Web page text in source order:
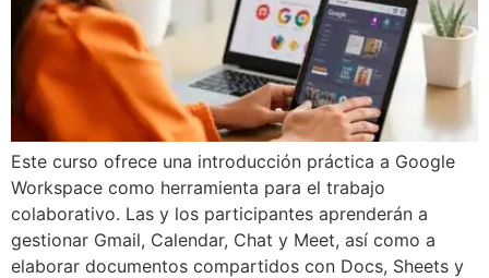
Este curso ofrece una introducción práctica a Google
Workspace como herramienta para el trabajo
colaborativo. Las y los participantes aprenderán a
gestionar Gmail, Calendar, Chat y Meet, así como a
elaborar documentos compartidos con Docs, Sheets y